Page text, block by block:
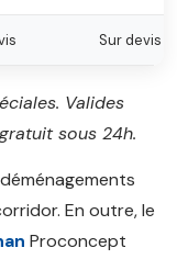
Sur devis
Valides
sous 24h.
En outre, le
Proconcept